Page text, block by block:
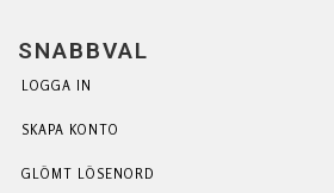
SNABBVAL
LOGGA IN
SKAPA KONTO
GLÖMT LÖSENORD